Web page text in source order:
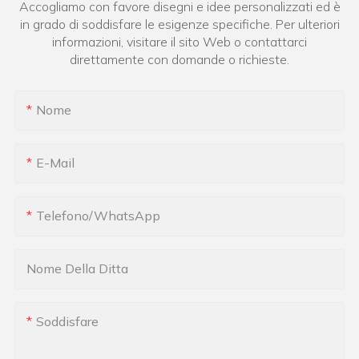
Accogliamo con favore disegni e idee personalizzati ed è
in grado di soddisfare le esigenze specifiche. Per ulteriori
informazioni, visitare il sito Web o contattarci
direttamente con domande o richieste.
Nome
E-Mail
Telefono/WhatsApp
Nome Della Ditta
Soddisfare